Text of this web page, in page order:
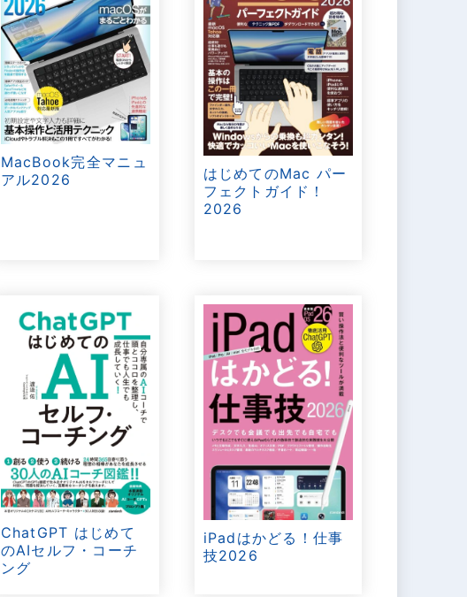
MacBook完全マニュ
アル2026
はじめてのMac パー
フェクトガイド！
2026
ChatGPT はじめて
のAIセルフ・コーチ
ング
iPadはかどる！仕事
技2026